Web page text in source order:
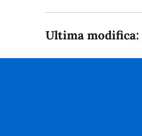
Ultima modifica: